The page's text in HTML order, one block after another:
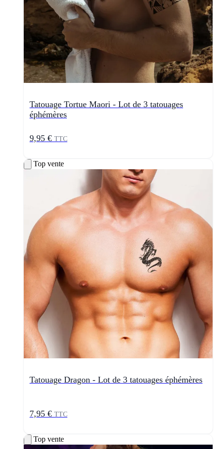
Tatouage Tortue Maori - Lot de 3 tatouages
éphémères
9,95 € TTC
Top vente
Tatouage Dragon - Lot de 3 tatouages éphémères
7,95 € TTC
Top vente